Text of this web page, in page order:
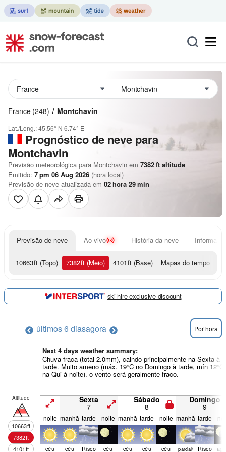
France (248) Montchavin
Lat./Long.:45.56° N 6.74° E
Prognóstico de neve para
Montchavin
Previsão meteorológica para Montchavin em 7382ft altitude
Emitido: 7 pm 06 Aug 2026 (hora local)
Previsão de neve atualizada em 02hora 29min
Previsão de neve Ao vivo História da neve
10663ft (Topo) 7382ft (Meio) 4101ft (Base) Mapas do tempo
ski hire exclusive discount
últimos 6 diasagora Por hora
Next 4 days weather summary:
Chuva fraca (total 2.0mm), caindo principalmente na Sexta à
tarde. Muito ameno (máx. 19°C no Domingo à tarde, mín 12°C
na Qui à noite). o vento será geralmente fraco.
Altitude
10663ft
7382ft
4101ft
Sexta
7
Sábado
8
Domingo
9
noite manhã tarde noite manhã tarde noite manhã tarde
céu céu Risco céu céu céu céu parcial/ Risco